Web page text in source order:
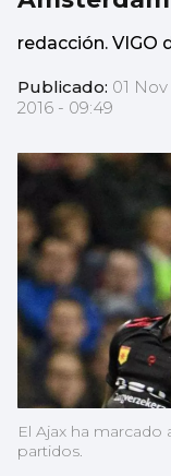
redacción.
Publicado: 01 Nov
2016 - 09:49
El Ajax ha
partidos.